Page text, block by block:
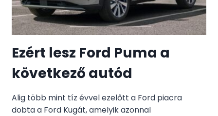
Ezért lesz Ford Puma a
következő autód
Alig több mint tíz évvel ezelőtt a Ford piacra
dobta a Ford Kugát, amelyik azonnal